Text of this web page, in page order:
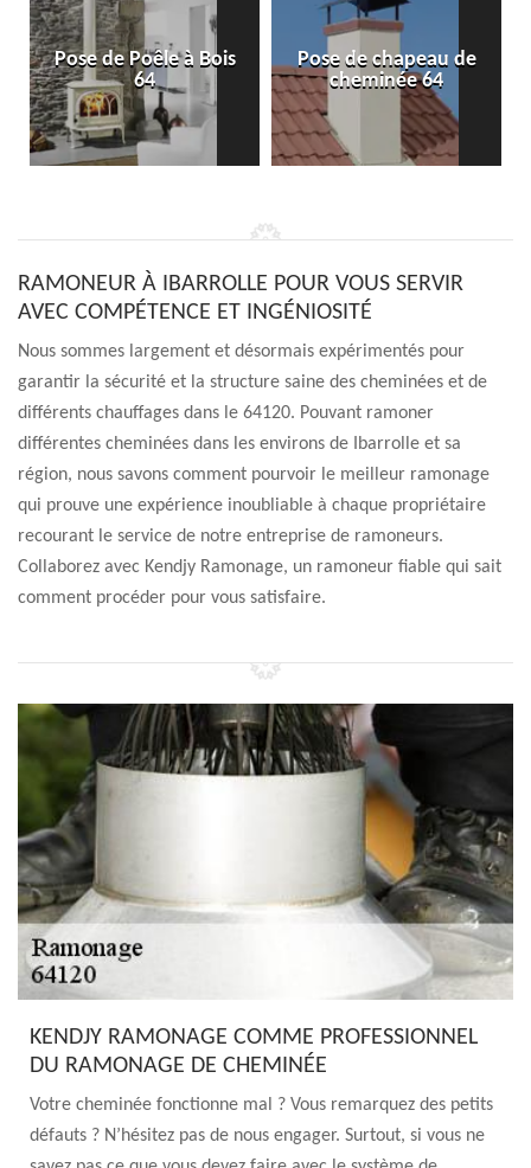
Pose de Poêle à Bois
64
Pose de chapeau de
cheminée 64
RAMONEUR À IBARROLLE POUR VOUS SERVIR
AVEC COMPÉTENCE ET INGÉNIOSITÉ
Nous sommes largement et désormais expérimentés pour
garantir la sécurité et la structure saine des cheminées et de
différents chauffages dans le 64120. Pouvant ramoner
différentes cheminées dans les environs de Ibarrolle et sa
région, nous savons comment pourvoir le meilleur ramonage
qui prouve une expérience inoubliable à chaque propriétaire
recourant le service de notre entreprise de ramoneurs.
Collaborez avec Kendjy Ramonage, un ramoneur fiable qui sait
comment procéder pour vous satisfaire.
KENDJY RAMONAGE COMME PROFESSIONNEL
DU RAMONAGE DE CHEMINÉE
Votre cheminée fonctionne mal ? Vous remarquez des petits
défauts ? N’hésitez pas de nous engager. Surtout, si vous ne